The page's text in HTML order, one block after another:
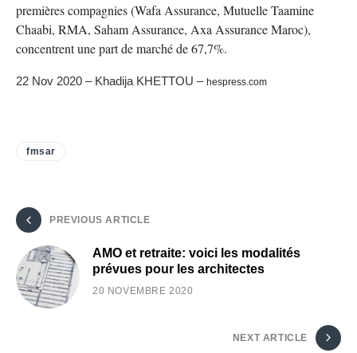
premières compagnies (Wafa Assurance, Mutuelle Taamine
Chaabi, RMA, Saham Assurance, Axa Assurance Maroc),
concentrent une part de marché de 67,7%.
22 Nov 2020 – Khadija KHETTOU – hespress.com
fmsar
PREVIOUS ARTICLE
AMO et retraite: voici les modalités
prévues pour les architectes
20 NOVEMBRE 2020
NEXT ARTICLE